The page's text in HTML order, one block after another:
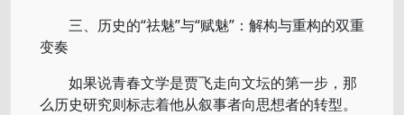
三、历史的“祛魅”与“赋魅”：解构与重构的双重
变奏
如果说青春文学是贾飞走向文坛的第一步，那
么历史研究则标志着他从叙事者向思想者的转型。